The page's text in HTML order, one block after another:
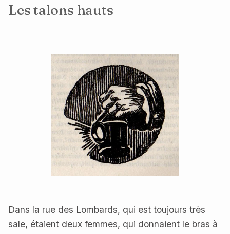
Les talons hauts
Dans la rue des Lombards, qui est toujours très
sale, étaient deux femmes, qui donnaient le bras à